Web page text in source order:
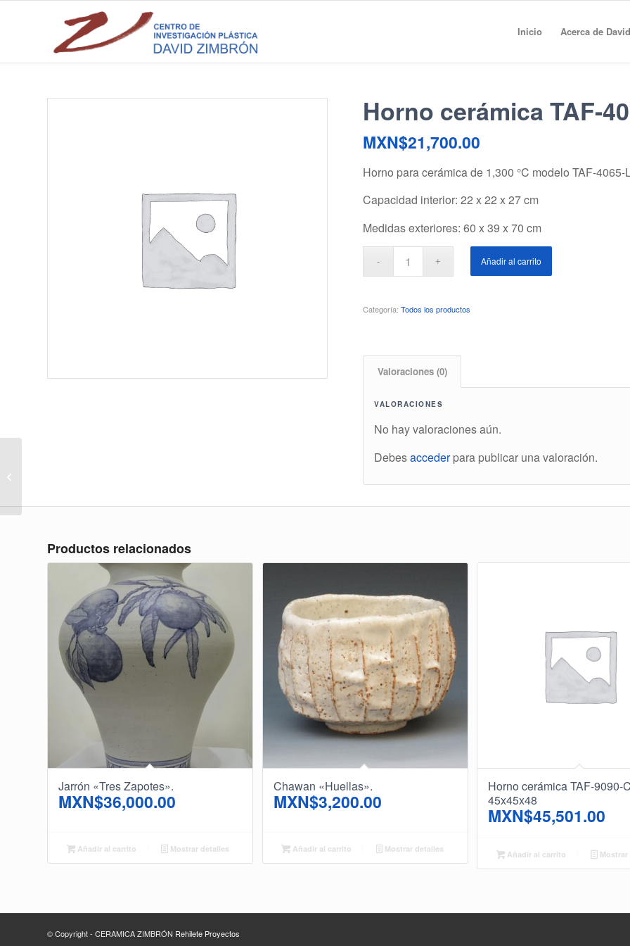
Inicio Acerca de David
Horno cerámica TAF-
MXN$21,700.00
Horno para cerámica de 1,300 °C modelo TAF-4065-
Capacidad interior: 22 x 22 x 27 cm
Medidas exteriores: 60 x 39 x 70 cm
Añadir al carrito
Categoría:Todos los productos
Valoraciones (0)
VALORACIONES
No hay valoraciones aún.
Debesaccederpara publicar una valoración.
Productos relacionados
Jarrón «Tres Zapotes».
MXN$36,000.00
Añadir al carrito Mostrar detalles
Chawan «Huellas».
MXN$3,200.00
Añadir al carrito Mostrar detalles
Horno cerámica TAF-9090-
45x45x48
MXN$45,501.00
Añadir al carrito
© Copyright - CERAMICA ZIMBRÓN Rehilete Proyectos